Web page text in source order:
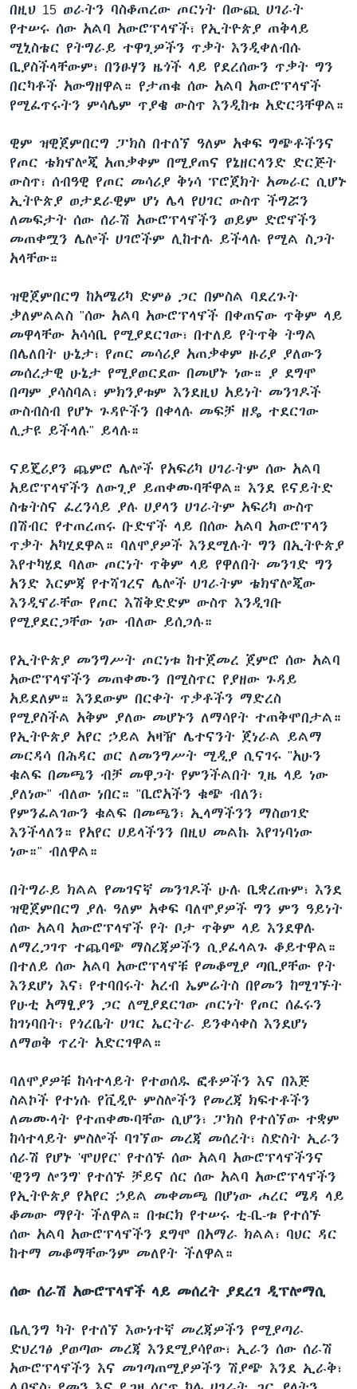
በዚህ 15 ወራትን ባስቆጠረው ጦርነት በውጪ ሀገራት
የተሠሩ ሰው አልባ አውሮፕላኖች፣ የኢትዮጵያ ጠቅላይ
ሚኒስቴር የትግራይ ተዋጊዎችን ጥቃት እንዲቀለብሱ
ቢያስችላቸውም፣ በንፁሃን ዜጎች ላይ የደረሰውን ጥቃት ግን
በርካቶች አውግዘዋል። የታጠቁ ሰው አልባ አውሮፕላኖች
የሚፈጥሩትን ምሳሌም ጥያቄ ውስጥ እንዲከቱ አድርጓቸዋል።
ዊም ዝዊጀምበርግ ፓክስ በተሰኘ ዓለም አቀፍ ግጭቶችንና
የጦር ቴክኖሎጂ አጠቃቀም በሚያጠና የኔዘርላንድ ድርጅት
ውስጥ፣ ሰብዓዊ የጦር መሳሪያ ቅነሳ ፕሮጀክት አመራር ሲሆኑ
ኢትዮጵያ ወታደራዊም ሆነ ሌላ የሀገር ውስጥ ችግሯን
ለመፍታት ሰው ሰራሽ አውሮፕላኖችን ወይም ድሮኖችን
መጠቀሟን ሌሎች ሀገሮችም ሊከተሉ ይችላሉ የሚል ስጋት
አላቸው።
ዝዊጀምበርግ ከአሜሪካ ድምፅ ጋር በምስል ባደረጉት
ቃለምልልስ "ሰው አልባ አውሮፕላኖች በቀጠናው ጥቅም ላይ
መዋላቸው አሳሳቢ የሚያደርገው፣ በተለይ የትጥቅ ትግል
በሌለበት ሁኔታ፣ የጦር መሳሪያ አጠቃቀም ዙሪያ ያለውን
መሰረታዊ ሁኔታ የሚያወርደው በመሆኑ ነው። ያ ደግሞ
በጣም ያሳስባል፣ ምክንያቱም እንደዚህ አይነት መንገዶች
ውስብስብ የሆኑ ጉዳዮችን በቀላሉ መፍቻ ዘዴ ተደርገው
ሊታዩ ይችላሉ" ይላሉ።
ናይጄሪያን ጨምሮ ሌሎች የአፍሪካ ሀገራትም ሰው አልባ
አይሮፕላኖችን ለውጊያ ይጠቀሙባቸዋል። እንደ ዩናይትድ
ስቴትስና ፈረንሳይ ያሉ ሀያላን ሀገራትም አፍሪካ ውስጥ
በሽብር የተጠረጠሩ ቡድኖች ላይ በሰው አልባ አውሮፕላን
ጥቃት አካሂደዋል። ባለሞያዎች እንደሚሉት ግን በኢትዮጵያ
እየተካሄደ ባለው ጦርነት ጥቅም ላይ የዋለበት መንገድ ግን
አንድ እርምጃ የተሻገረና ሌሎች ሀገራትም ቴክኖሎጂው
እንዲኖራቸው የጦር እሽቅድድም ውስጥ እንዲገቡ
የሚያደርጋቸው ነው ብለው ይሰጋሉ።
የኢትዮጵያ መንግሥት ጦርነቱ ከተጀመረ ጀምሮ ሰው አልባ
አውሮፕላኖችን መጠቀሙን በሚስጥር የያዘው ጉዳይ
አይደለም። እንደውም በርቀት ጥቃቶችን ማድረስ
የሚያስችል አቅም ያለው መሆኑን ለማሳየት ተጠቅሞበታል።
የኢትዮጵያ አየር ኃይል አዛዥ ሌተናንት ጀነራል ይልማ
መርዳሳ በሕዳር ወር ለመንግሥት ሚዲያ ሲናገሩ "አሁን
ቁልፍ በመጫን ብቻ መዋጋት የምንችልበት ጊዜ ላይ ነው
ያለነው" ብለው ነበር። "ቢሮአችን ቁጭ ብለን፣
የምንፈልገውን ቁልፍ በመጫን፣ ኢላማችንን ማስወገድ
እንችላለን። የአየር ሀይላችንን በዚህ መልኩ እየገነባነው
ነው።" ብለዋል።
በትግራይ ክልል የመገናኛ መንገዶች ሁሉ ቢቋረጡም፣ እንደ
ዝዊጀምበርግ ያሉ ዓለም አቀፍ ባለሞያዎች ግን ምን ዓይነት
ሰው አልባ አውሮፕላኖች የት ቦታ ጥቅም ላይ እንደዋሉ
ለማረጋገጥ ተጨባጭ ማስረጃዎችን ሲያፈላልጉ ቆይተዋል።
በተለይ ሰው አልባ አውሮፕላኖቹ የመቆሚያ ጣቢያቸው የት
እንደሆነ እና፣ የተባበሩት አረብ ኤምሬትስ በየመን ከሚገኙት
የሁቲ አማፂያን ጋር ለሚያደርገው ጦርነት የጦር ሰፈሩን
ከገነባበት፣ የጎረቤት ሀገር ኤርትራ ይንቀሳቀስ እንደሆነ
ለማወቅ ጥረት አድርገዋል።
ባለሞያዎቹ ከሳተላይት የተወሰዱ ፎቶዎችን እና በእጅ
ስልኮች የተነሱ የቪዲዮ ምስሎችን የመረጃ ክፍተቶችን
ለመሙላት የተጠቀሙባቸው ሲሆን፣ ፓክስ የተሰኘው ተቋም
ከሳተላይት ምስሎች ባገኘው መረጃ መሰረት፣ ስድስት ኢራን
ሰራሽ የሆኑ 'ሞሀየር' የተሰኙ ሰው አልባ አውሮፕላኖችንና
'ዊንግ ሎንግ' የተሰኙ ቻይና ሰር ሰው አልባ አውሮፕላኖችን
የኢትዮጵያ የአየር ኃይል መቀመጫ በሆነው ሐረር ሜዳ ላይ
ቆመው ማየት ችለዋል። በቱርክ የተሠሩ ቲ-ቢ-ቱ የተሰኙ
ሰው አልባ አውሮፕላኖችን ደግሞ በአማራ ክልል፣ ባህር ዳር
ከተማ መቆማቸውንም መለየት ችለዋል።
ሰው ሰራሽ አውሮፕላኖች ላይ መሰረት ያደረገ ዲፕሎማሲ
ቤሊንግ ካት የተሰኘ እውነተኛ መረጃዎችን የሚያጣራ
ድህረገፅ ያወጣው መረጃ እንደሚያሳየው፣ ኢራን ሰው ሰራሽ
አውሮፕላኖችን እና መገጣጠሚያዎችን ሽያጭ እንደ ኢራቅ፣